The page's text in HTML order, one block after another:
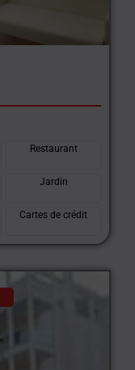
Restaurant
Jardin
Cartes de crédit